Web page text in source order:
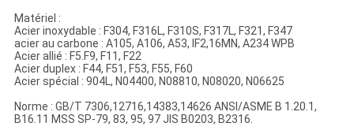
Matériel :
Acier inoxydable : F304, F316L, F310S, F317L, F321, F347
acier au carbone : A105, A106, A53, IF2,16MN, A234 WPB
Acier allié : F5.F9, F11, F22
Acier duplex : F44, F51, F53, F55, F60
Acier spécial : 904L, N04400, N08810, N08020, N06625
Norme : GB/T 7306,12716,14383,14626 ANSI/ASME B 1.20.1,
B16.11 MSS SP-79, 83, 95, 97 JIS B0203, B2316.